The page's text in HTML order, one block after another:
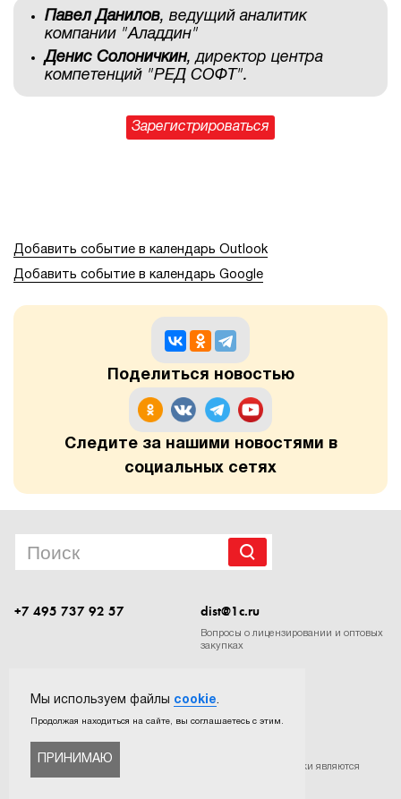
Павел Данилов, ведущий аналитик
компании "Аладдин"
Денис Солоничкин, директор центра
компетенций "РЕД СОФТ".
Зарегистрироваться
Добавить событие в календарь Outlook
Добавить событие в календарь Google
Поделиться новостью
Следите за нашими новостями в
социальных сетях
+7 495 737 92 57 dist@1c.ru
Вопросы о лицензировании и оптовых
закупках
. Все права защищены. Все торговые марки являются
собственностью их правообладателей
Мы используем файлы cookie.
Продолжая находиться на сайте, вы соглашаетесь с этим.
ПРИНИМАЮ